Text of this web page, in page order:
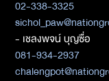
02-338-3325
- เชลงพจน์ บุญซื่อ
081-934-2937